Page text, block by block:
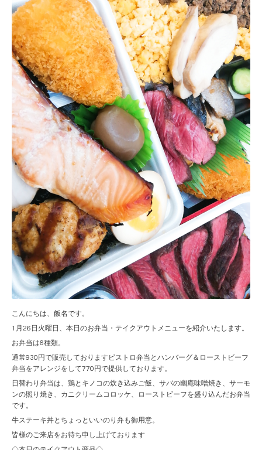
こんにちは、飯名です。
1月26日火曜日、本日のお弁当・テイクアウトメニューを紹介いたします。
お弁当は6種類。
通常930円で販売しておりますビストロ弁当とハンバーグ＆ローストビーフ
弁当をアレンジをして770円で提供しております。
日替わり弁当は、鶏とキノコの炊き込みご飯、サバの幽庵味噌焼き、サーモ
ンの照り焼き、カニクリームコロッケ、ローストビーフを盛り込んだお弁当
です。
牛ステーキ丼とちょっといいのり弁も御用意。
皆様のご来店をお待ち申し上げております